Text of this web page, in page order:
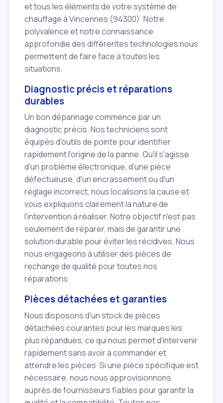
et tous les éléments de votre système de
chauffage à Vincennes (94300). Notre
polyvalence et notre connaissance
approfondie des différentes technologies nous
permettent de faire face à toutes les
situations.
Diagnostic précis et réparations
durables
Un bon dépannage commence par un
diagnostic précis. Nos techniciens sont
équipés d'outils de pointe pour identifier
rapidement l'origine de la panne. Qu'il s'agisse
d'un problème électronique, d'une pièce
défectueuse, d'un encrassement ou d'un
réglage incorrect, nous localisons la cause et
vous expliquons clairement la nature de
l'intervention à réaliser. Notre objectif n'est pas
seulement de réparer, mais de garantir une
solution durable pour éviter les récidives. Nous
nous engageons à utiliser des pièces de
rechange de qualité pour toutes nos
réparations.
Pièces détachées et garanties
Nous disposons d'un stock de pièces
détachées courantes pour les marques les
plus répandues, ce qui nous permet d'intervenir
rapidement sans avoir à commander et
attendre les pièces. Si une pièce spécifique est
nécessaire, nous nous approvisionnons
auprès de fournisseurs fiables pour garantir la